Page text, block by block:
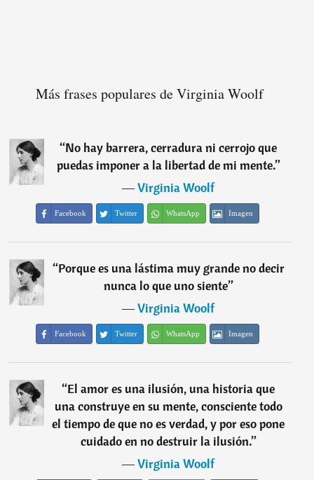
Más frases populares de Virginia Woolf
“No hay barrera, cerradura ni cerrojo que
puedas imponer a la libertad de mi mente.”
―Virginia Woolf
Facebook Twitter WhatsApp Imagen
“Porque es una lástima muy grande no decir
nunca lo que uno siente”
―Virginia Woolf
Facebook Twitter WhatsApp Imagen
“El amor es una ilusión, una historia que
una construye en su mente, consciente todo
el tiempo de que no es verdad, y por eso pone
cuidado en no destruir la ilusión.”
―Virginia Woolf